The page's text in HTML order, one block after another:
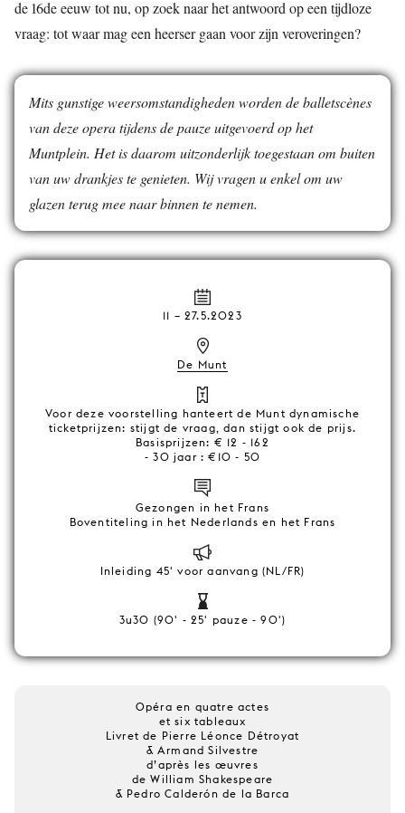
de 16de eeuw tot nu, op zoek naar het antwoord op een tijdloze
vraag: tot waar mag een heerser gaan voor zijn veroveringen?
Mits gunstige weersomstandigheden worden de balletscènes
van deze opera tijdens de pauze uitgevoerd op het
Muntplein. Het is daarom uitzonderlijk toegestaan om buiten
van uw drankjes te genieten. Wij vragen u enkel om uw
glazen terug mee naar binnen te nemen.
11 –27.5.2023
De Munt
Voor deze voorstelling hanteert de Munt dynamische
ticketprijzen: stijgt de vraag, dan stijgt ook de prijs.
Basisprijzen: € 12 - 162
- 30 jaar : €10 - 50
Gezongen in het Frans
Boventiteling in het Nederlands en het Frans
Inleiding 45' voor aanvang (NL/FR)
3u30 (90' - 25' pauze - 90')
Opéra en quatre actes
et six tableaux
Livret de Pierre Léonce Détroyat
& Armand Silvestre
d’après les œuvres
de William Shakespeare
& Pedro Calderón de la Barca